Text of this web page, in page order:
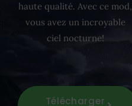
haute qualité. Avec ce mod,
vous avez un incroyable
ciel nocturne!
Télécharger